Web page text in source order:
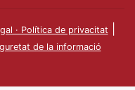
· Política de privacitat
de la informació